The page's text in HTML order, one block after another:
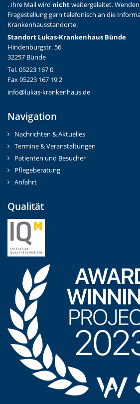
. Ihre Mail wird nichtweitergeleitet.
Fragestellung gern telefonisch an die
Krankenhausstandorte.
Standort Lukas-Krankenhaus Bünde
Hindenburgstr. 56
32257 Bünde
Tel. 05223 167 0
Fax 05223 167 19 2
info@lukas-krankenhaus.de
Navigation
Nachrichten & Aktuelles
Termine & Veranstaltungen
Patienten und Besucher
Pflegeberatung
Anfahrt
Qualität